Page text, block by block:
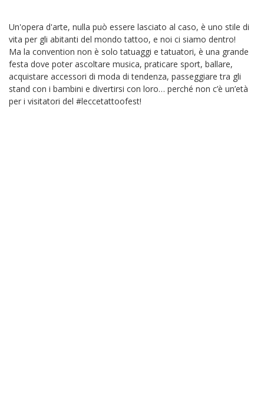
Un'opera d'arte, nulla può essere lasciato al caso, è uno stile di
vita per gli abitanti del mondo tattoo, e noi ci siamo dentro!
Ma la convention non è solo tatuaggi e tatuatori, è una grande
festa dove poter ascoltare musica, praticare sport, ballare,
acquistare accessori di moda di tendenza, passeggiare tra gli
stand con i bambini e divertirsi con loro… perché non c’è un’età
per i visitatori del #leccetattoofest!